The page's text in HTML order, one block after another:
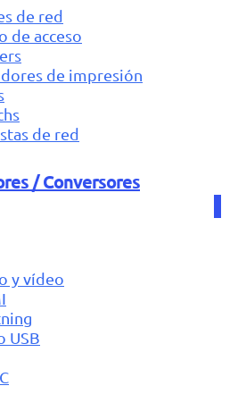
de red
de acceso
de impresión
de red
/ Conversores
y vídeo
USB